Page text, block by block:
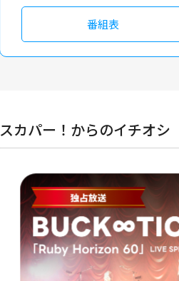
番組表
スカパー！からのイチオシ